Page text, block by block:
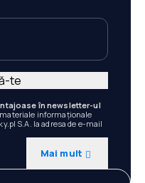
în newsletter-ul
informaționale
S.A. la adresa de e-mail
Mai mult
te